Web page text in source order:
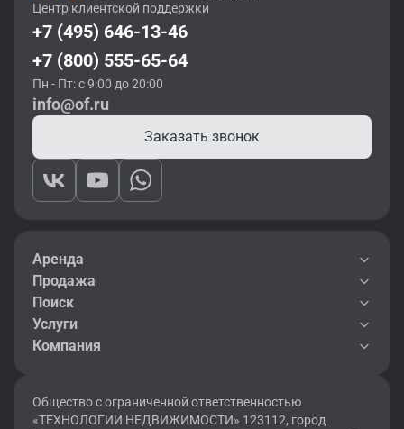
Центр клиентской поддержки
+7 (495) 646-13-46
+7 (800) 555-65-64
Пн - Пт: с 9:00 до 20:00
info@of.ru
Заказать звонок
Аренда
Продажа
Поиск
Услуги
Компания
Общество с ограниченной ответственностью
«ТЕХНОЛОГИИ НЕДВИЖИМОСТИ» 123112, город